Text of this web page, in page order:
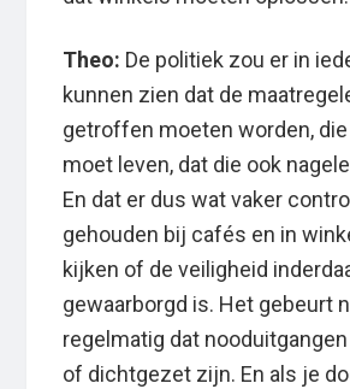
Theo: De politiek zou er in
kunnen zien dat de
getroffen moeten worden, die
moet leven, dat die ook
En dat er dus wat vaker
gehouden bij cafés en in
kijken of de veiligheid
gewaarborgd is. Het gebeurt
regelmatig dat
of dichtgezet zijn. En als je